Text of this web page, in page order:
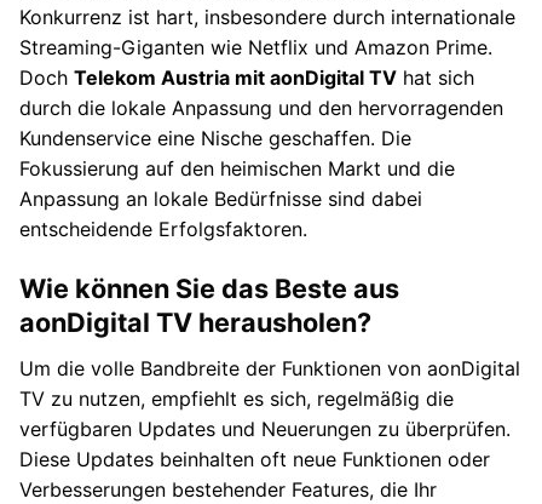
Konkurrenz ist hart, insbesondere durch internationale
Streaming-Giganten wie Netflix und Amazon Prime.
Doch Telekom Austria mit aonDigital TV hat sich
durch die lokale Anpassung und den hervorragenden
Kundenservice eine Nische geschaffen. Die
Fokussierung auf den heimischen Markt und die
Anpassung an lokale Bedürfnisse sind dabei
entscheidende Erfolgsfaktoren.
Wie können Sie das Beste aus
aonDigital TV herausholen?
Um die volle Bandbreite der Funktionen von aonDigital
TV zu nutzen, empfiehlt es sich, regelmäßig die
verfügbaren Updates und Neuerungen zu überprüfen.
Diese Updates beinhalten oft neue Funktionen oder
Verbesserungen bestehender Features, die Ihr